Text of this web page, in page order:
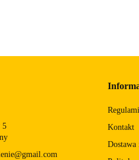
5
43-143 Lędziny
Kontakt
Dostawa